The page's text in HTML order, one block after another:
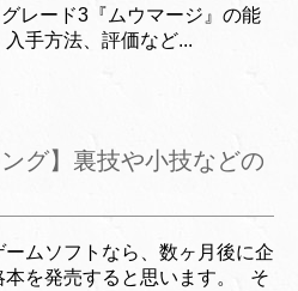
レード3『ムウマージ』の能
入手方法、評価など...
ング】裏技や小技などの
ームソフトなら、数ヶ月後に企
本を発売すると思います。 そ